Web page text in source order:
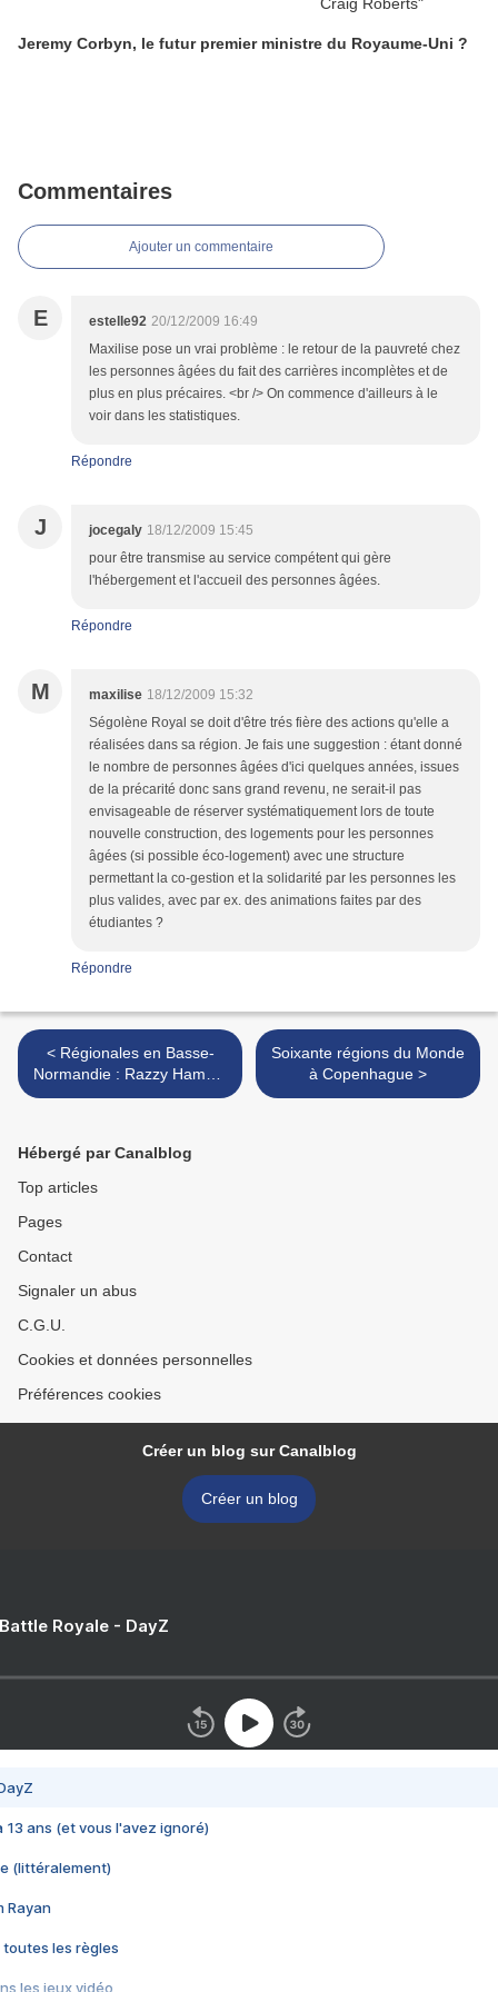
Jeremy Corbyn, le futur premier ministre du Royaume-Uni ?
Commentaires
Ajouter un commentaire
E estelle92 20/12/2009 16:49
Maxilise pose un vrai problème : le retour de la pauvreté chez
les personnes âgées du fait des carrières incomplètes et de
plus en plus précaires. <br /> On commence d'ailleurs à le
voir dans les statistiques.
Répondre
J jocegaly 18/12/2009 15:45
pour être transmise au service compétent qui gère
l'hébergement et l'accueil des personnes âgées.
Répondre
M maxilise 18/12/2009 15:32
Ségolène Royal se doit d'être trés fière des actions qu'elle a
réalisées dans sa région. Je fais une suggestion : étant donné
le nombre de personnes âgées d'ici quelques années, issues
de la précarité donc sans grand revenu, ne serait-il pas
envisageable de réserver systématiquement lors de toute
nouvelle construction, des logements pour les personnes
âgées (si possible éco-logement) avec une structure
permettant la co-gestion et la solidarité par les personnes les
plus valides, avec par ex. des animations faites par des
étudiantes ?
Répondre
< Régionales en Basse-
Normandie : Razzy Hamadi
(PS) retire sa candidature
Soixante régions du Monde
à Copenhague >
Hébergé par Canalblog
Top articles
Pages
Contact
Signaler un abus
C.G.U.
Cookies et données personnelles
Préférences cookies
Créer un blog sur Canalblog
Créer un blog
Royale - DayZ
13 ans (et vous l'avez ignoré)
(littéralement)
Rayan
toutes les règles
les jeux vidéo